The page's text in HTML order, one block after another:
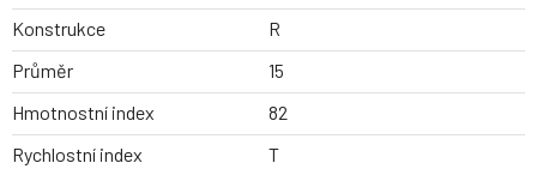
Konstrukce
R
Průměr
15
Hmotnostní index
82
Rychlostní index
T